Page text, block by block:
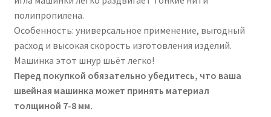
полипропилена.
Особенность: универсальное применение, выгодный
расход и высокая скорость изготовления изделий.
Машинка этот шнур шьёт легко!
Перед покупкой обязательно убедитесь, что ваша
швейная машинка может принять материал
толщиной 7-8 мм.